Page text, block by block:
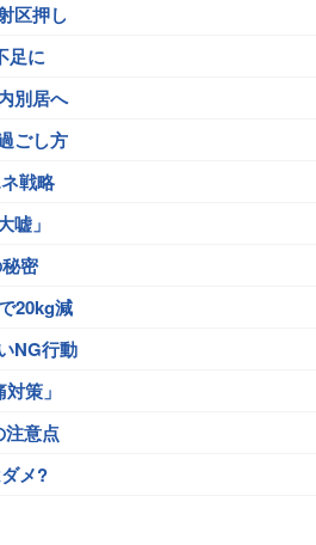
区押し
足に
別居へ
ごし方
戦略
嘘」
密
20kg減
NG行動
策」
注意点
メ?